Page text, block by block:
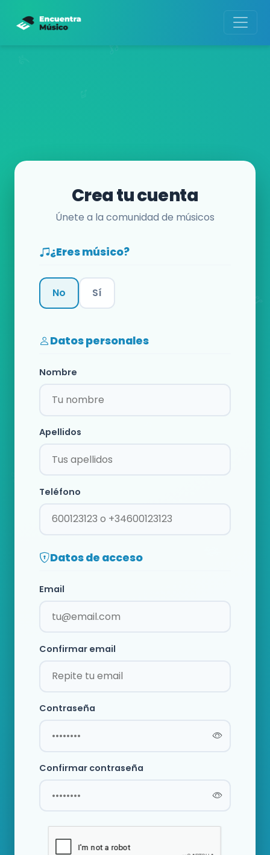
Crea tu cuenta
Únete a la comunidad de músicos
¿Eres músico?
No Sí
Datos personales
Nombre
Apellidos
Teléfono
Datos de acceso
Email
Confirmar email
Contraseña
Confirmar contraseña